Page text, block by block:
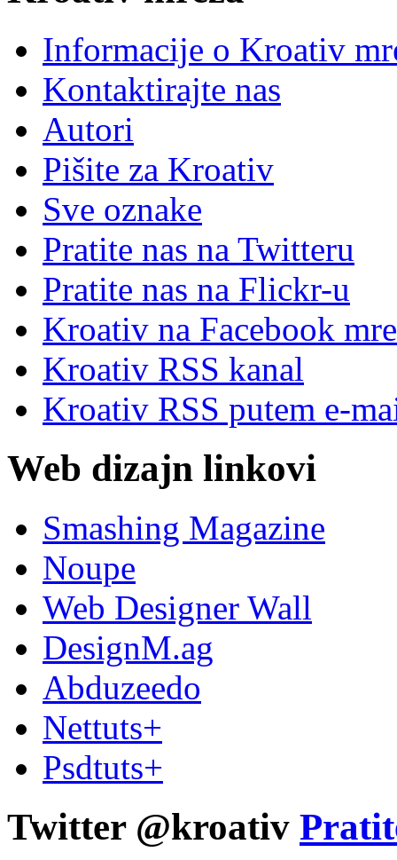
Informacije o Kroativ
Kontaktirajte nas
Autori
Pišite za Kroativ
Sve oznake
Pratite nas na Twitteru
Pratite nas na Flickr-u
Kroativ na Facebook
Kroativ RSS kanal
Kroativ RSS putem e-
Web dizajn linkovi
Smashing Magazine
Noupe
Web Designer Wall
DesignM.ag
Abduzeedo
Nettuts+
Psdtuts+
Twitter @kroativ